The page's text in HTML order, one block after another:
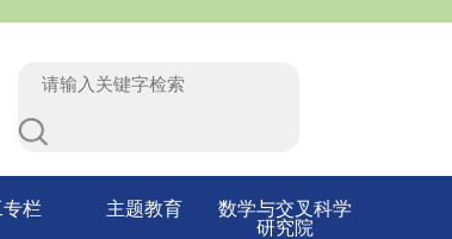
专栏 主题教育
数学与交叉科学
研究院